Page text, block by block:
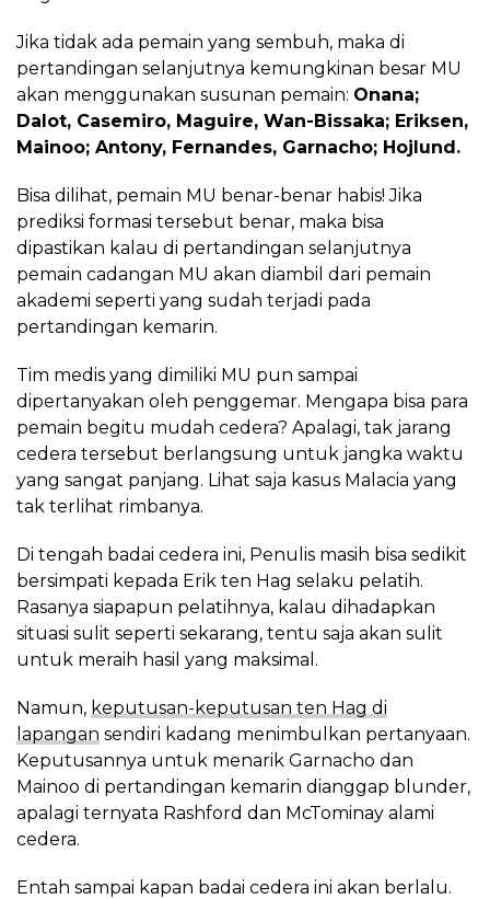
Jika tidak ada pemain yang sembuh, maka di
pertandingan selanjutnya kemungkinan besar MU
akan menggunakan susunan pemain: Onana;
Dalot, Casemiro, Maguire, Wan-Bissaka; Eriksen,
Mainoo; Antony, Fernandes, Garnacho; Hojlund.
Bisa dilihat, pemain MU benar-benar habis! Jika
prediksi formasi tersebut benar, maka bisa
dipastikan kalau di pertandingan selanjutnya
pemain cadangan MU akan diambil dari pemain
akademi seperti yang sudah terjadi pada
pertandingan kemarin.
Tim medis yang dimiliki MU pun sampai
dipertanyakan oleh penggemar. Mengapa bisa para
pemain begitu mudah cedera? Apalagi, tak jarang
cedera tersebut berlangsung untuk jangka waktu
yang sangat panjang. Lihat saja kasus Malacia yang
tak terlihat rimbanya.
Di tengah badai cedera ini, Penulis masih bisa sedikit
bersimpati kepada Erik ten Hag selaku pelatih.
Rasanya siapapun pelatihnya, kalau dihadapkan
situasi sulit seperti sekarang, tentu saja akan sulit
untuk meraih hasil yang maksimal.
Namun, keputusan-keputusan ten Hag di
lapangan sendiri kadang menimbulkan pertanyaan.
Keputusannya untuk menarik Garnacho dan
Mainoo di pertandingan kemarin dianggap blunder,
apalagi ternyata Rashford dan McTominay alami
cedera.
Entah sampai kapan badai cedera ini akan berlalu.